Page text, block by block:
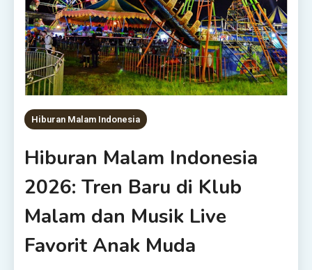
Hiburan Malam Indonesia
Hiburan Malam Indonesia
2026: Tren Baru di Klub
Malam dan Musik Live
Favorit Anak Muda